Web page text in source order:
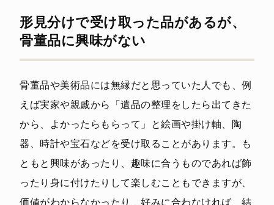
形見分けで受け取った品があるが、
骨董品に興味がない
骨董品や美術品には無縁だと思っていた人でも、例
えば実家や親戚から「遺品の整理をしたら出てきた
から、よかったらもらって」と絵画や掛け軸、陶
器、時計や宝石などを受け取ることがあります。も
ともと興味があったり、趣味に合うものであれば飾
ったり身に付けたりして楽しむこともできますが、
価値がわからなかったり、好みに合わなければ、結